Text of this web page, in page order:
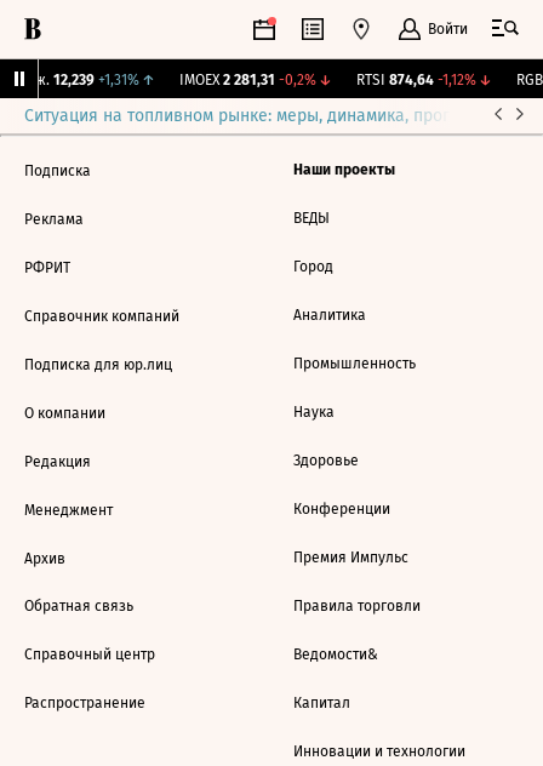
Войти
Бирж. 12,239 +1,31%↑ IMOEX 2 281,31 -0,2%↓ RTSI 874,64 -1,12%↓ RGBI
Ситуация на топливном рынке: меры, динамика, прогнозы
Подписка
Реклама
РФРИТ
Справочник компаний
Подписка для юр.лиц
О компании
Редакция
Менеджмент
Архив
Обратная связь
Справочный центр
Распространение
Наши проекты
ВЕДЫ
Город
Аналитика
Промышленность
Наука
Здоровье
Конференции
Премия Импульс
Правила торговли
Ведомости&
Капитал
Инновации и технологии